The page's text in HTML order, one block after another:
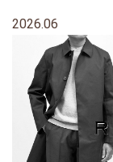
2026.06